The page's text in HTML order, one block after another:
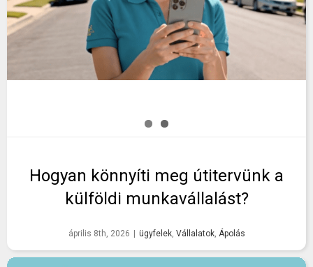
Hogyan könnyíti meg útitervünk a
külföldi munkavállalást?
április 8th, 2026 ügyfelek, Vállalatok, Ápolás